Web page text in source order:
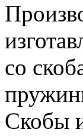
со
Скобы